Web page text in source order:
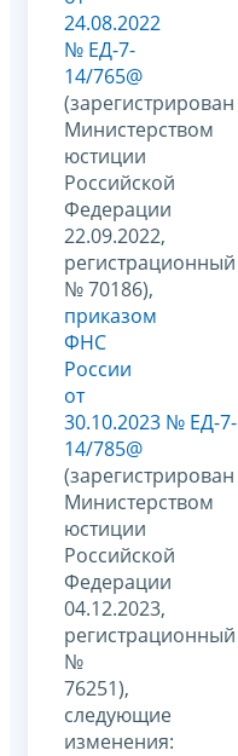
24.08.2022
№ ЕД-7-
14/765@
(зарегистрирован
Министерством
юстиции
Российской
Федерации
22.09.2022,
регистрационный
№ 70186),
приказом
ФНС
России
от
30.10.2023 № ЕД-7-
14/785@
(зарегистрирован
Министерством
юстиции
Российской
Федерации
04.12.2023,
регистрационный
№
76251),
следующие
изменения: